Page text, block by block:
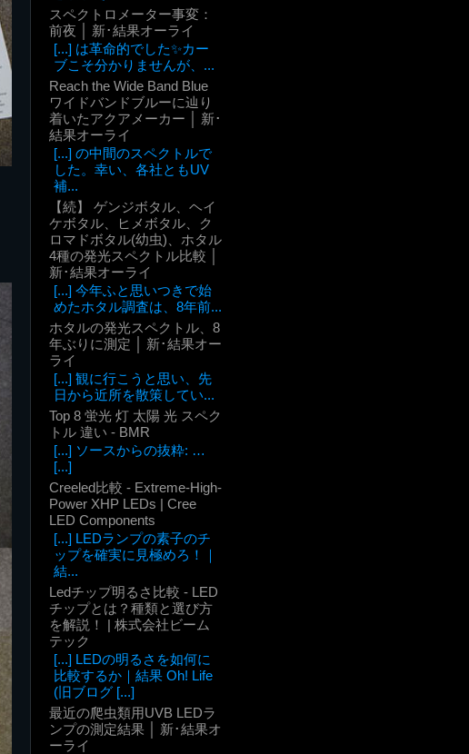
スペクトロメーター事変：
前夜 │ 新･結果オーライ
[...] は革命的でした✨カー
ブこそ分かりませんが、...
Reach the Wide Band Blue
ワイドバンドブルーに辿り
着いたアクアメーカー │ 新･
結果オーライ
[...] の中間のスペクトルで
した。幸い、各社ともUV
補...
【続】 ゲンジボタル、ヘイ
ケボタル、ヒメボタル、ク
ロマドボタル(幼虫)、ホタル
4種の発光スペクトル比較 │
新･結果オーライ
[...] 今年ふと思いつきで始
めたホタル調査は、8年前...
ホタルの発光スペクトル、8
年ぶりに測定 │ 新･結果オー
ライ
[...] 観に行こうと思い、先
日から近所を散策してい...
Top 8 蛍光 灯 太陽 光 スペク
トル 違い - BMR
[...] ソースからの抜粋: …
[...]
Creeled比較 - Extreme-High-
Power XHP LEDs | Cree
LED Components
[...] LEDランプの素子のチ
ップを確実に見極めろ！｜
結...
Ledチップ明るさ比較 - LED
チップとは？種類と選び方
を解説！ | 株式会社ビーム
テック
[...] LEDの明るさを如何に
比較するか｜結果 Oh! Life
(旧ブログ [...]
最近の爬虫類用UVB LEDラ
ンプの測定結果 │ 新･結果オ
ーライ